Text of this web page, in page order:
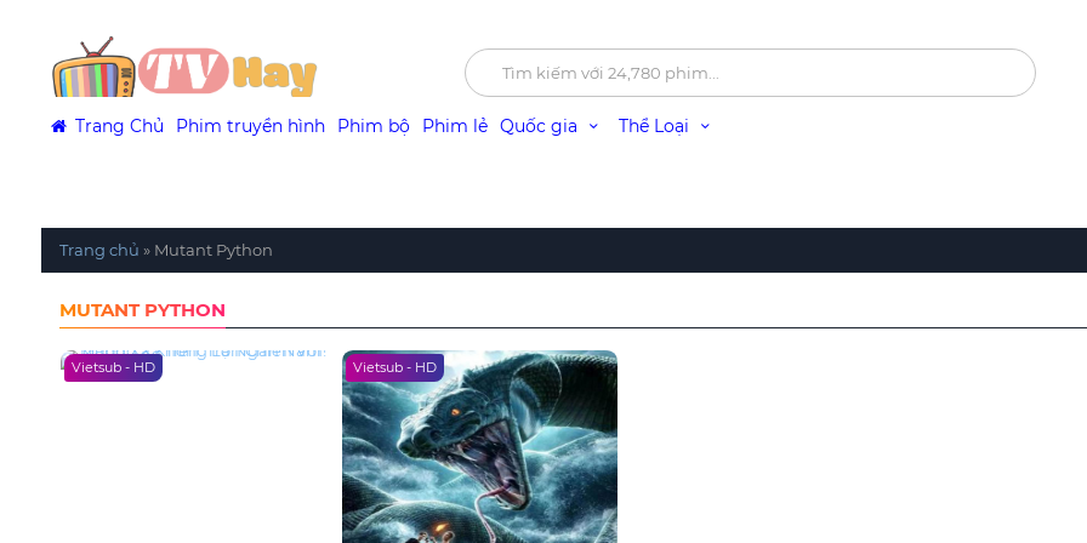
Trang Chủ Phim truyền hình Phim bộ Phim lẻ Quốc gia Thể Loại
Trang chủ » Mutant Python
MUTANT PYTHON
Vietsub - HD Vietsub - HD